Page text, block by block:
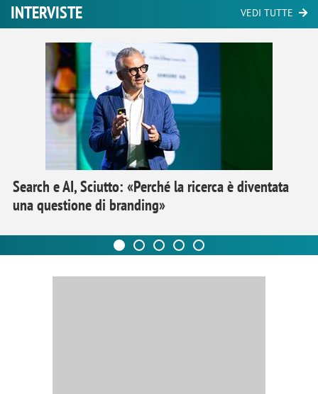
INTERVISTE VEDI TUTTE
Search e AI, Sciutto: «Perché la ricerca è diventata
una questione di branding»